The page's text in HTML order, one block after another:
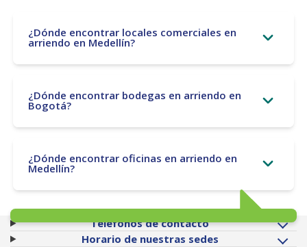
¿Dónde encontrar locales comerciales en
arriendo en Medellín?
¿Dónde encontrar bodegas en arriendo en
Bogotá?
¿Dónde encontrar oficinas en arriendo en
Medellín?
Teléfonos de contacto
Horario de nuestras sedes